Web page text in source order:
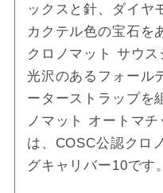
ックスと針、ダイヤ
カクテル色の宝石を
クロノマット サウ
光沢のあるフォール
ーターストラップを
ノマット オートマ
は、COSC公認クロ
グキャリバー10です。